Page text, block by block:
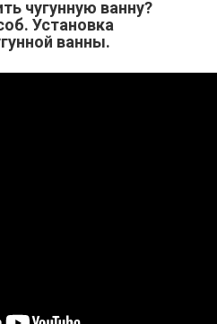
чугунную ванну?
Установка
ванны.